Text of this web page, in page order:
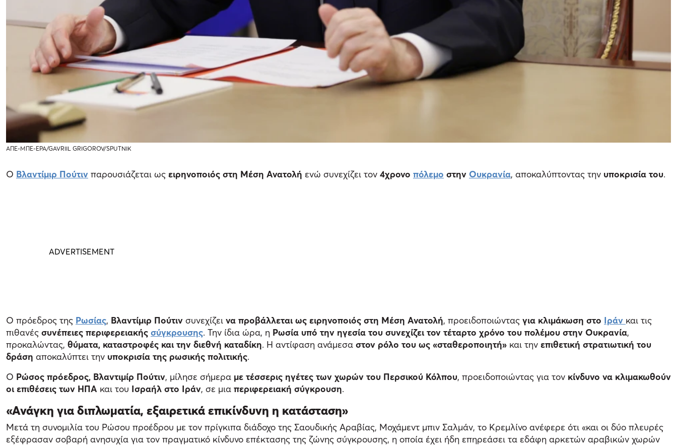
ΑΠΕ-ΜΠΕ-EPA/GAVRIIL GRIGOROV/SPUTNIK
Ο Βλαντίμιρ Πούτιν παρουσιάζεται ως ειρηνοποιός στη Μέση Ανατολή ενώ συνεχίζει τον 4χρονο πόλεμο στην Ουκρανία, αποκαλύπτοντας την υποκρισία του.
Ο πρόεδρος της Ρωσίας, Βλαντίμιρ Πούτιν συνεχίζει να προβάλλεται ως ειρηνοποιός στη Μέση Ανατολή, προειδοποιώντας για κλιμάκωση στο Ιράν και τις
πιθανές συνέπειες περιφερειακής σύγκρουσης. Την ίδια ώρα, η Ρωσία υπό την ηγεσία του συνεχίζει τον τέταρτο χρόνο του πολέμου στην Ουκρανία,
προκαλώντας, θύματα, καταστροφές και την διεθνή καταδίκη. Η αντίφαση ανάμεσα στον ρόλο του ως «σταθεροποιητή» και την επιθετική στρατιωτική του
δράση αποκαλύπτει την υποκρισία της ρωσικής πολιτικής.
Ο Ρώσος πρόεδρος, Βλαντιμίρ Πούτιν, μίλησε σήμερα με τέσσερις ηγέτες των χωρών του Περσικού Κόλπου, προειδοποιώντας για τον κίνδυνο να κλιμακωθούν
οι επιθέσεις των ΗΠΑ και του Ισραήλ στο Ιράν, σε μια περιφερειακή σύγκρουση.
«Ανάγκη για διπλωματία, εξαιρετικά επικίνδυνη η κατάσταση»
Μετά τη συνομιλία του Ρώσου προέδρου με τον πρίγκιπα διάδοχο της Σαουδικής Αραβίας, Μοχάμεντ μπιν Σαλμάν, το Κρεμλίνο ανέφερε ότι «και οι δύο πλευρές
εξέφρασαν σοβαρή ανησυχία για τον πραγματικό κίνδυνο επέκτασης της ζώνης σύγκρουσης, η οποία έχει ήδη επηρεάσει τα εδάφη αρκετών αραβικών χωρών